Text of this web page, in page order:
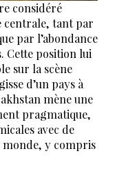
considéré
centrale, tant par
par l’abondance
Cette position lui
sur la scène
d’un pays à
mène une
pragmatique,
avec de
y compris